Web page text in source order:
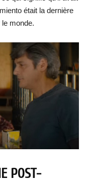
était la dernière
le monde.
POST-